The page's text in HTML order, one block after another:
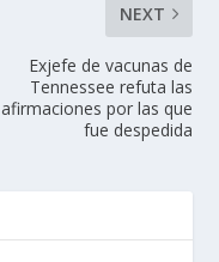
NEXT
Exjefe de vacunas de
Tennessee refuta las
afirmaciones por las que
fue despedida